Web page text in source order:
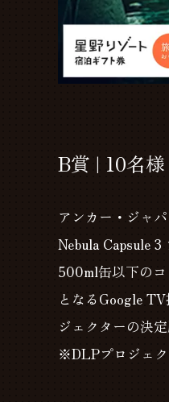
B賞 | 10名様
アンカー・ジャ
Nebula Capsule
500ml缶以下の
となるGoogle
ジェクターの決定
※DLPプロジェ